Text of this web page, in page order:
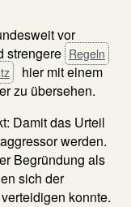
vor
strengere Regeln
hier mit einem
zu übersehen.
Damit das Urteil
werden.
Begründung als
sich der
konnte.